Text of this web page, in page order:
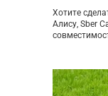
Хотите
Алису, Sber